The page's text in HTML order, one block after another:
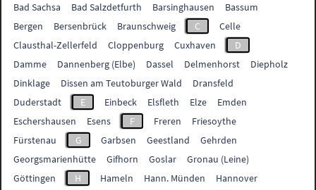
Bad Sachsa
Bad Salzdetfurth Barsinghausen
Bassum
Bergen
Bersenbrück Braunschweig C
Celle
Clausthal-Zellerfeld
Cloppenburg Cuxhaven
D
Damme
Dannenberg (Elbe) Dassel Delmenhorst
Diepholz
Dinklage
Dissen am Teutoburger Wald
Dransfeld
Duderstadt
E Einbeck Elsfleth Elze
Emden
Eschershausen
Esens F Freren
Friesoythe
Fürstenau
G Garbsen Geestland
Gehrden
Georgsmarienhütte
Gifhorn Goslar
Gronau (Leine)
Göttingen
H Hameln Hann. Münden
Hannover